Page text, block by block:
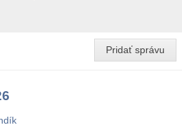
Pridať správu